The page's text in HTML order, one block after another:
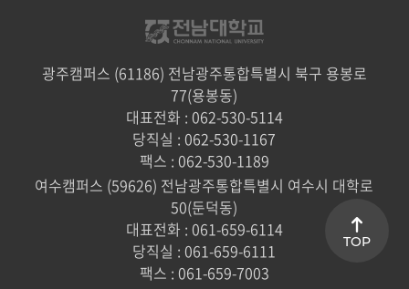
광주캠퍼스 (61186) 전남광주통합특별시 북구 용봉로
77(용봉동)
대표전화 : 062-530-5114
당직실 : 062-530-1167
팩스 : 062-530-1189
여수캠퍼스 (59626) 전남광주통합특별시 여수시 대학로
50(둔덕동)
대표전화 : 061-659-6114
당직실 : 061-659-6111
팩스 : 061-659-7003
TOP